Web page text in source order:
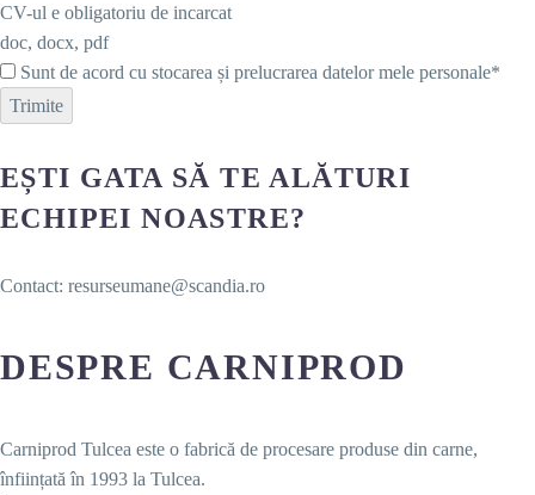
CV-ul e obligatoriu de incarcat
doc, docx, pdf
Sunt de acord cu stocarea și prelucrarea datelor mele personale*
Trimite
EȘTI GATA SĂ TE ALĂTURI
ECHIPEI NOASTRE?
Contact: resurseumane@scandia.ro
DESPRE CARNIPROD
Carniprod Tulcea este o fabrică de procesare produse din carne,
înființată în 1993 la Tulcea.